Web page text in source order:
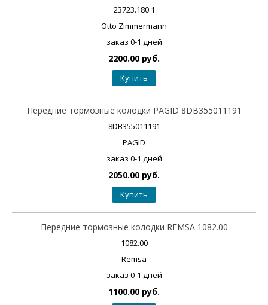
23723.180.1
Otto Zimmermann
заказ 0-1 дней
2200.00 руб.
Купить
Передние тормозные колодки PAGID 8DB355011191
8DB355011191
PAGID
заказ 0-1 дней
2050.00 руб.
Купить
Передние тормозные колодки REMSA 1082.00
1082.00
Remsa
заказ 0-1 дней
1100.00 руб.